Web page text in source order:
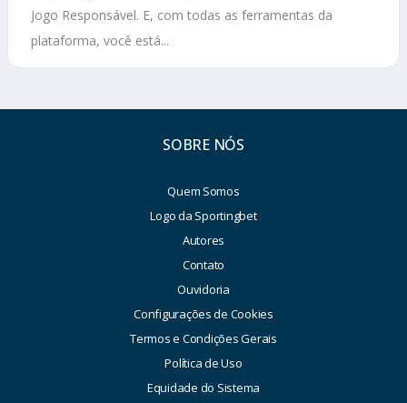
Jogo Responsável. E, com todas as ferramentas da
plataforma, você está...
SOBRE NÓS
Quem Somos
Logo da Sportingbet
Autores
Contato
Ouvidoria
Configurações de Cookies
Termos e Condições Gerais
Política de Uso
Equidade do Sistema